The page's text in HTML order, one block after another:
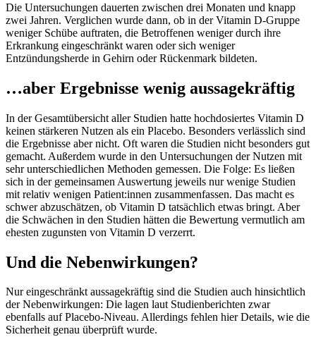
Die Untersuchungen dauerten zwischen drei Monaten und knapp
zwei Jahren. Verglichen wurde dann, ob in der Vitamin D-Gruppe
weniger Schübe auftraten, die Betroffenen weniger durch ihre
Erkrankung eingeschränkt waren oder sich weniger
Entzündungsherde in Gehirn oder Rückenmark bildeten.
…aber Ergebnisse wenig aussagekräftig
In der Gesamtübersicht aller Studien hatte hochdosiertes Vitamin D
keinen stärkeren Nutzen als ein Placebo. Besonders verlässlich sind
die Ergebnisse aber nicht. Oft waren die Studien nicht besonders gut
gemacht. Außerdem wurde in den Untersuchungen der Nutzen mit
sehr unterschiedlichen Methoden gemessen. Die Folge: Es ließen
sich in der gemeinsamen Auswertung jeweils nur wenige Studien
mit relativ wenigen Patient:innen zusammenfassen. Das macht es
schwer abzuschätzen, ob Vitamin D tatsächlich etwas bringt. Aber
die Schwächen in den Studien hätten die Bewertung vermutlich am
ehesten zugunsten von Vitamin D verzerrt.
Und die Nebenwirkungen?
Nur eingeschränkt aussagekräftig sind die Studien auch hinsichtlich
der Nebenwirkungen: Die lagen laut Studienberichten zwar
ebenfalls auf Placebo-Niveau. Allerdings fehlen hier Details, wie die
Sicherheit genau überprüft wurde.